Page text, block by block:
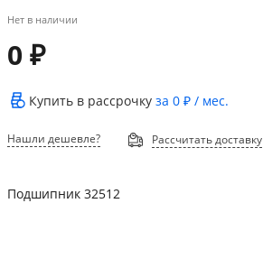
Нет в наличии
0 ₽
Купить в рассрочкуза0 ₽ / мес.
Нашли дешевле? Рассчитать доставку
Подшипник 32512